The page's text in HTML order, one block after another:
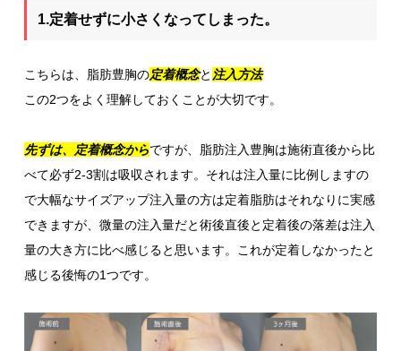
1.定着せずに小さくなってしまった。
こちらは、脂肪豊胸の定着概念と 注入方法
この2つをよく理解しておくことが大切です。
先ずは、定着概念からですが、脂肪注入豊胸は施術直後から比
べて必ず2-3割は吸収されます。それは注入量に比例しますの
で大幅なサイズアップ注入量の方は定着脂肪はそれなりに実感
できますが、微量の注入量だと術後直後と定着後の落差は注入
量の大き方に比べ感じると思います。これが定着しなかったと
感じる後悔の1つです。